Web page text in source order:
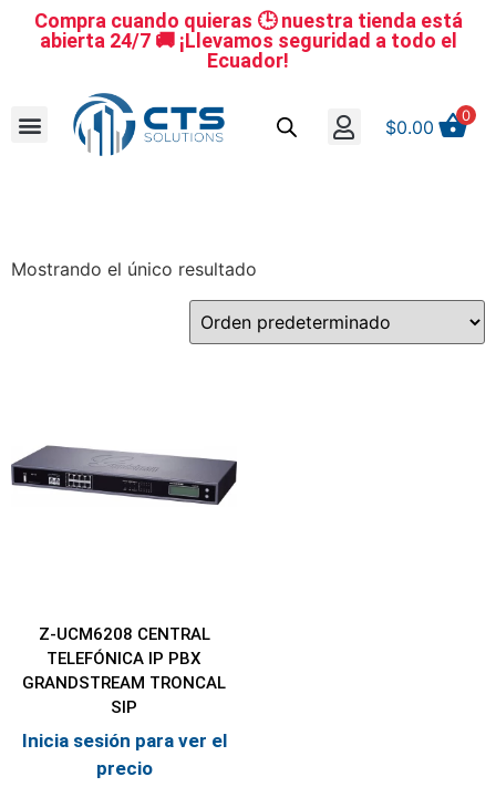
Compra cuando quieras 🕒 nuestra tienda está
abierta 24/7 🚚 ¡Llevamos seguridad a todo el
Ecuador!
$0.00
0
Mostrando el único resultado
Z-UCM6208 CENTRAL
TELEFÓNICA IP PBX
GRANDSTREAM TRONCAL
SIP
Inicia sesión para ver el
precio